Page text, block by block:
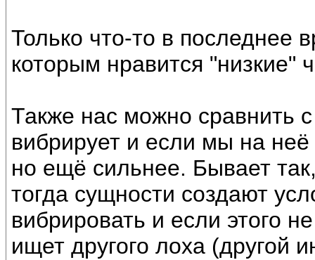
Только что-то в последнее
которым нравится "низкие"
Также нас можно сравнить
вибрирует и если мы на
но ещё сильнее. Бывает
тогда сущности создают
вибрировать и если этого
ищет другого лоха (другой